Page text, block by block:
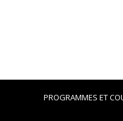
PROGRAMMES ET